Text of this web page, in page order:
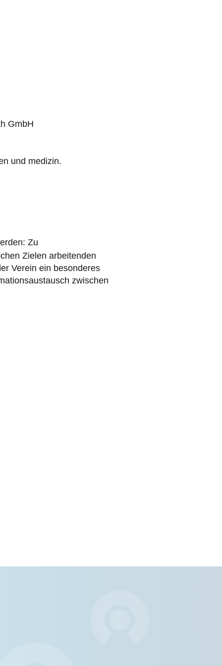
GmbH
und medizin.
Zu
Zielen arbeitenden
Verein ein besonderes
zwischen